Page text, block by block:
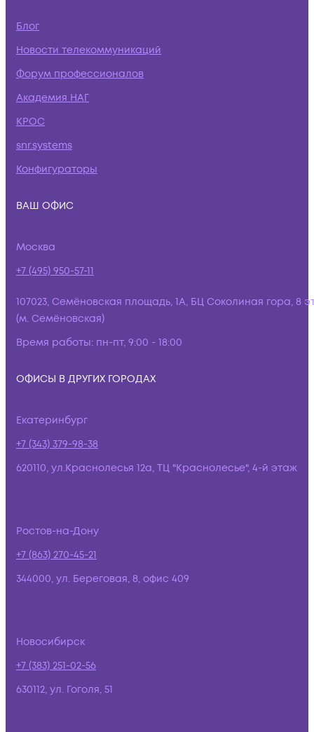
Блог
Новости телекоммуникаций
Форум профессионалов
Академия НАГ
КРОС
snr.systems
Конфигураторы
ВАШ ОФИС
Москва
+7 (495) 950-57-11
107023, Семёновская площадь, 1А, БЦ Соколиная гора, 8
(м. Семёновская)
Время работы: пн-пт, 9:00 - 18:00
ОФИСЫ В ДРУГИХ ГОРОДАХ
Екатеринбург
+7 (343) 379-98-38
620110, ул.Краснолесья 12а, ТЦ "Краснолесье", 4-й этаж
Ростов-на-Дону
+7 (863) 270-45-21
344000, ул. Береговая, 8, офис 409
Новосибирск
+7 (383) 251-02-56
630112, ул. Гоголя, 51